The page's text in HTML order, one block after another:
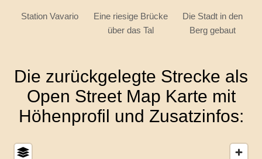
Station Vavario
Eine riesige Brücke
über das Tal
Die Stadt in den
Berg gebaut
Die zurückgelegte Strecke als
Open Street Map Karte mit
Höhenprofil und Zusatzinfos: